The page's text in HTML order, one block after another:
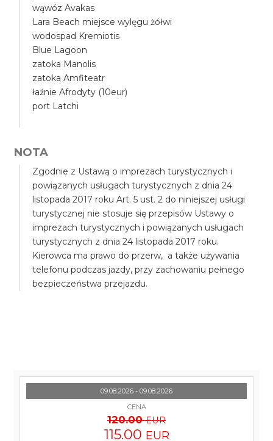
wąwóz Avakas
Lara Beach miejsce wylęgu żółwi
wodospad Kremiotis
Blue Lagoon
zatoka Manolis
zatoka Amfiteatr
łaźnie Afrodyty (10eur)
port Latchi
NOTA
Zgodnie z Ustawą o imprezach turystycznych i
powiązanych usługach turystycznych z dnia 24
listopada 2017 roku Art. 5 ust. 2 do niniejszej usługi
turystycznej nie stosuje się przepisów Ustawy o
imprezach turystycznych i powiązanych usługach
turystycznych z dnia 24 listopada 2017 roku.
Kierowca ma prawo do przerw, a także używania
telefonu podczas jazdy, przy zachowaniu pełnego
bezpieczeństwa przejazdu.
09.08.2026 - 09.08.2026
CENA
120.00 EUR
115.00 EUR